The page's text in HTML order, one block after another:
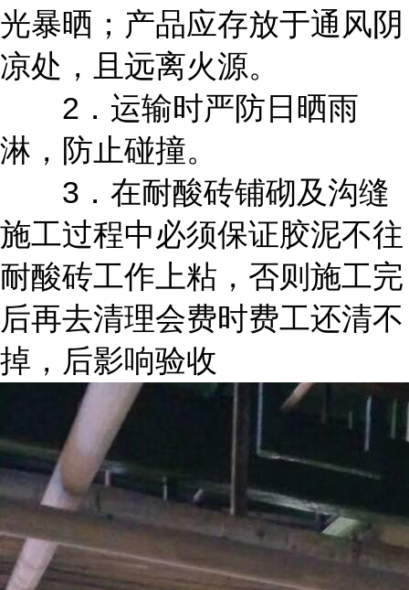
光暴晒；产品应存放于通风阴
凉处，且远离火源。
2．运输时严防日晒雨
淋，防止碰撞。
3．在耐酸砖铺砌及沟缝
施工过程中必须保证胶泥不往
耐酸砖工作上粘，否则施工完
后再去清理会费时费工还清不
掉，后影响验收